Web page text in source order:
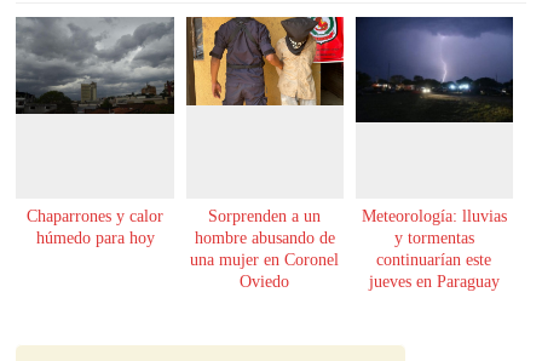
Chaparrones y calor
húmedo para hoy
Sorprenden a un
hombre abusando de
una mujer en Coronel
Oviedo
Meteorología: lluvias
y tormentas
continuarían este
jueves en Paraguay